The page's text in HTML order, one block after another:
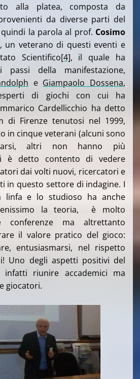
alla platea, composta da
da diverse parti del
la parola al prof. Cosimo
un veterano di questi eventi e
Scientifico[4], il quale ha
della manifestazione,
e Giampaolo Dossena,
di giochi con cui ha
Cardellicchio ha detto
di Firenze tenutosi nel 1999,
in cinque veterani (alcuni sono
altri non hanno più
è detto contento di vedere
dai volti nuovi, ricercatori e
in questo settore di indagine. I
linfa e lo studioso ha anche
la teoria, è molto
conferenze ma altrettanto
il valore pratico del gioco:
entusiasmarsi, nel rispetto
Uno degli aspetti positivi del
infatti riunire accademici ma
giocatori.